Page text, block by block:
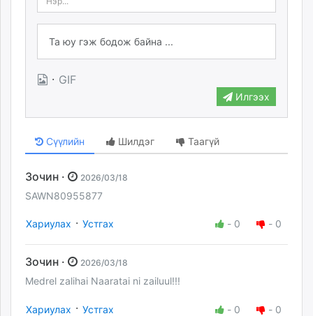
· GIF
Илгээх
Сүүлийн Шилдэг Таагүй
Зочин · 2026/03/18
SAWN80955877
Хариулах · Устгах - 0 - 0
Зочин · 2026/03/18
Medrel zalihai Naaratai ni zailuul!!!
Хариулах · Устгах - 0 - 0